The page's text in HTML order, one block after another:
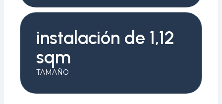
instalación de 1,12
sqm
TAMAÑO